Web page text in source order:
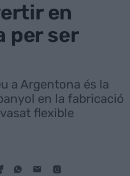
en
per ser
a Argentona és la
en la fabricació
flexible